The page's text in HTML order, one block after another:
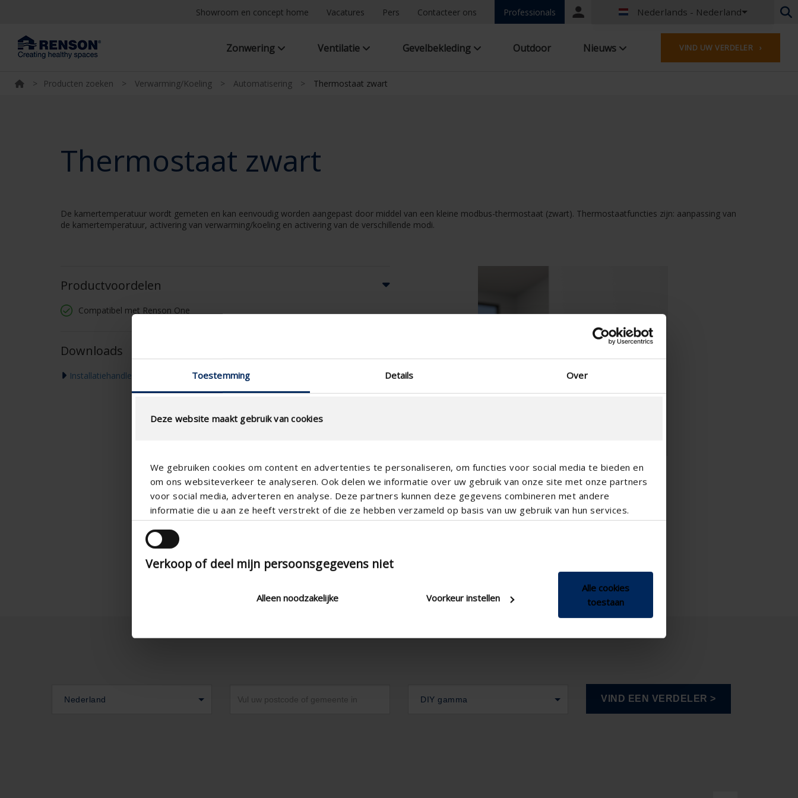
Toestemming Details Over
Deze website maakt gebruik van cookies
We gebruiken cookies om content en advertenties te personaliseren, om functies voor social media te bieden en
om ons websiteverkeer te analyseren. Ook delen we informatie over uw gebruik van onze site met onze partners
voor social media, adverteren en analyse. Deze partners kunnen deze gegevens combineren met andere
informatie die u aan ze heeft verstrekt of die ze hebben verzameld op basis van uw gebruik van hun services.
Verkoop of deel mijn persoonsgegevens niet
Alleen noodzakelijke Voorkeur instellen
Alle cookies
toestaan
Showroom en concept home Vacatures Pers Contacteer ons Professionals
Portal
Nederlands - Nederland
Nederlands - België
Frans - België
Nederlands - Nederland
Chinees - China
Zonwering Ventilatie Gevelbekleding Outdoor Nieuws VIND UW VERDELER ›
> Producten zoeken > Verwarming/Koeling > Automatisering > Thermostaat zwart
Thermostaat zwart
De kamertemperatuur wordt gemeten en kan eenvoudig worden aangepast door middel van een kleine modbus-thermostaat (zwart). Thermostaatfuncties zijn: aanpassing van
de kamertemperatuur, activering van verwarming/koeling en activering van de verschillende modi.
Productvoordelen
Compatibel met Renson One
Downloads
Installatiehandleiding
Nederland DIY gamma